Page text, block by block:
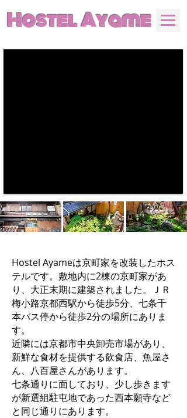
Hostel Ayame
Hostel Ayameは京町家を改装したホス
テルです。敷地内に2棟の京町家があ
り、大正末期に建築されました。ＪＲ
梅小路京都西駅から徒歩5分、七条千
本バス停から徒歩2分の場所にありま
す。
近隣には京都市中央卸売市場があり、
新鮮な食材を提供する飲食店、魚屋さ
ん、八百屋さんがあります。
七条通りに面しており、少し歩きます
が新選組駐屯地であった西本願寺など
と同じ通りにあります。